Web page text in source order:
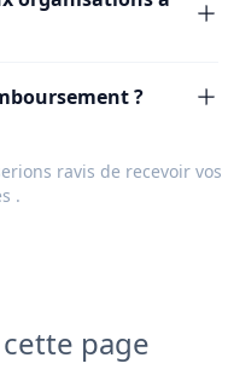
?
ravis de recevoir vos
.
page